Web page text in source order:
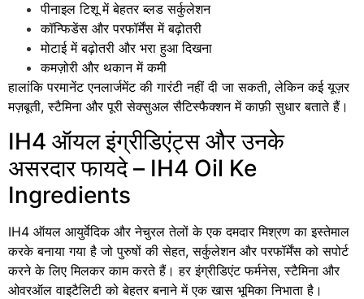
पीनाइल टिशू में बेहतर ब्लड सर्कुलेशन
कॉन्फिडेंस और परफॉर्मेंस में बढ़ोतरी
मोटाई में बढ़ोतरी और भरा हुआ दिखना
कमज़ोरी और थकान में कमी
हालांकि परमानेंट एनलार्जमेंट की गारंटी नहीं दी जा सकती, लेकिन कई यूज़र
मज़बूती, स्टैमिना और पूरी सेक्सुअल सैटिस्फैक्शन में काफ़ी सुधार बताते हैं।
IH4 ऑयल इंग्रीडिएंट्स और उनके
असरदार फायदे – IH4 Oil Ke
Ingredients
IH4 ऑयल आयुर्वेदिक और नेचुरल तेलों के एक दमदार मिश्रण का इस्तेमाल
करके बनाया गया है जो पुरुषों की सेहत, सर्कुलेशन और परफॉर्मेंस को सपोर्ट
करने के लिए मिलकर काम करते हैं। हर इंग्रीडिएंट फर्मनेस, स्टैमिना और
ओवरऑल वाइटैलिटी को बेहतर बनाने में एक खास भूमिका निभाता है।